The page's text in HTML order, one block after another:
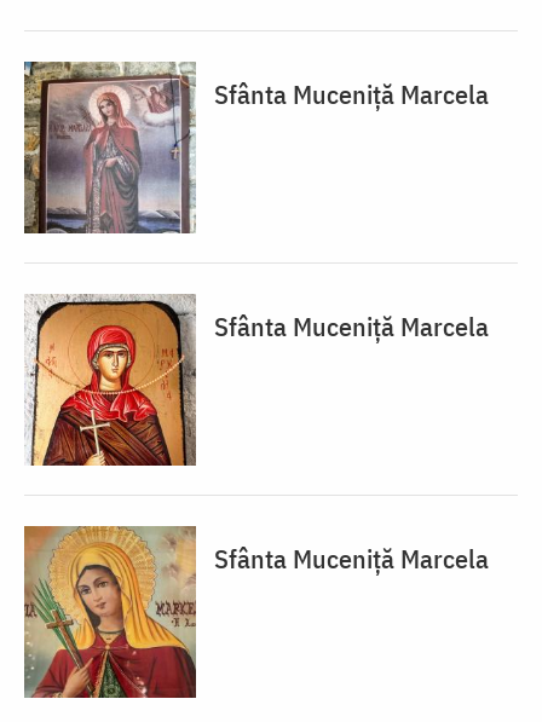
Sfânta Muceniță Marcela
Sfânta Muceniță Marcela
Sfânta Muceniță Marcela